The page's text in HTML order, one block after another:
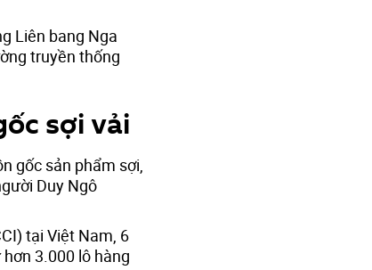
Liên bang Nga
truyền thống
sợi vải
gốc sản phẩm sợi,
Duy Ngô
tại Việt Nam, 6
3.000 lô hàng